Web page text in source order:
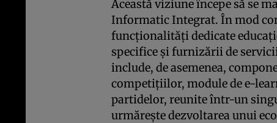
Această viziune începe să se
Informatic Integrat. În mod
funcționalități dedicate
specifice și furnizării de
include, de asemenea,
competițiilor, module de e-
partidelor, reunite într-un
urmărește dezvoltarea unui